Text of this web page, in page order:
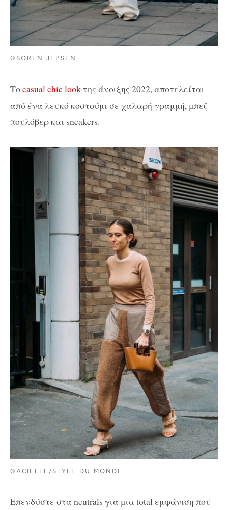
©SOREN JEPSEN
Τοcasual chic lookτης άνοιξης 2022, αποτελείται
από ένα λευκό κοστούμι σε χαλαρή γραμμή, μπεζ
πουλόβερ και sneakers.
©ACIELLE/STYLE DU MONDE
Επενδύστε στα neutrals για μια total εμφάνιση που